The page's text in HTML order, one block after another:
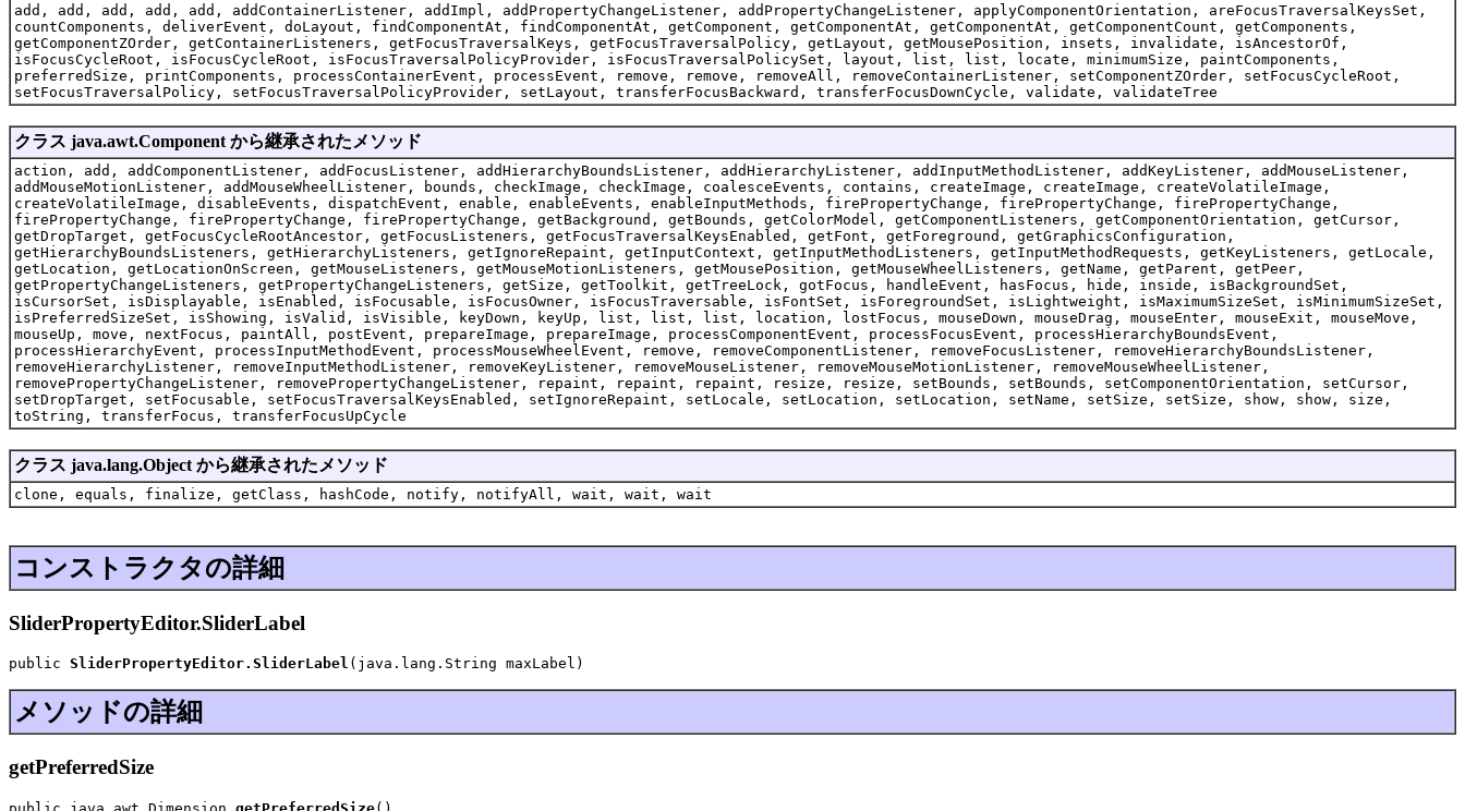
add, add, add, add, add, addContainerListener, addImpl, addPropertyChangeListener, addPropertyChangeListener, applyComponentOrientation, areFocusTraversalKeysSet,
countComponents, deliverEvent, doLayout, findComponentAt, findComponentAt, getComponent, getComponentAt, getComponentAt, getComponentCount, getComponents,
getComponentZOrder, getContainerListeners, getFocusTraversalKeys, getFocusTraversalPolicy, getLayout, getMousePosition, insets, invalidate, isAncestorOf,
isFocusCycleRoot, isFocusCycleRoot, isFocusTraversalPolicyProvider, isFocusTraversalPolicySet, layout, list, list, locate, minimumSize, paintComponents,
preferredSize, printComponents, processContainerEvent, processEvent, remove, remove, removeAll, removeContainerListener, setComponentZOrder, setFocusCycleRoot,
setFocusTraversalPolicy, setFocusTraversalPolicyProvider, setLayout, transferFocusBackward, transferFocusDownCycle, validate, validateTree
クラス java.awt.Component から継承されたメソッド
action, add, addComponentListener, addFocusListener, addHierarchyBoundsListener, addHierarchyListener, addInputMethodListener, addKeyListener, addMouseListener,
addMouseMotionListener, addMouseWheelListener, bounds, checkImage, checkImage, coalesceEvents, contains, createImage, createImage, createVolatileImage,
createVolatileImage, disableEvents, dispatchEvent, enable, enableEvents, enableInputMethods, firePropertyChange, firePropertyChange, firePropertyChange,
firePropertyChange, firePropertyChange, firePropertyChange, getBackground, getBounds, getColorModel, getComponentListeners, getComponentOrientation, getCursor,
getDropTarget, getFocusCycleRootAncestor, getFocusListeners, getFocusTraversalKeysEnabled, getFont, getForeground, getGraphicsConfiguration,
getHierarchyBoundsListeners, getHierarchyListeners, getIgnoreRepaint, getInputContext, getInputMethodListeners, getInputMethodRequests, getKeyListeners, getLocale,
getLocation, getLocationOnScreen, getMouseListeners, getMouseMotionListeners, getMousePosition, getMouseWheelListeners, getName, getParent, getPeer,
getPropertyChangeListeners, getPropertyChangeListeners, getSize, getToolkit, getTreeLock, gotFocus, handleEvent, hasFocus, hide, inside, isBackgroundSet,
isCursorSet, isDisplayable, isEnabled, isFocusable, isFocusOwner, isFocusTraversable, isFontSet, isForegroundSet, isLightweight, isMaximumSizeSet, isMinimumSizeSet,
isPreferredSizeSet, isShowing, isValid, isVisible, keyDown, keyUp, list, list, list, location, lostFocus, mouseDown, mouseDrag, mouseEnter, mouseExit, mouseMove,
mouseUp, move, nextFocus, paintAll, postEvent, prepareImage, prepareImage, processComponentEvent, processFocusEvent, processHierarchyBoundsEvent,
processHierarchyEvent, processInputMethodEvent, processMouseWheelEvent, remove, removeComponentListener, removeFocusListener, removeHierarchyBoundsListener,
removeHierarchyListener, removeInputMethodListener, removeKeyListener, removeMouseListener, removeMouseMotionListener, removeMouseWheelListener,
removePropertyChangeListener, removePropertyChangeListener, repaint, repaint, repaint, resize, resize, setBounds, setBounds, setComponentOrientation, setCursor,
setDropTarget, setFocusable, setFocusTraversalKeysEnabled, setIgnoreRepaint, setLocale, setLocation, setLocation, setName, setSize, setSize, show, show, size,
toString, transferFocus, transferFocusUpCycle
クラス java.lang.Object から継承されたメソッド
clone, equals, finalize, getClass, hashCode, notify, notifyAll, wait, wait, wait
コンストラクタの詳細
SliderPropertyEditor.SliderLabel
public SliderPropertyEditor.SliderLabel (java.lang.String maxLabel)
メソッドの詳細
getPreferredSize